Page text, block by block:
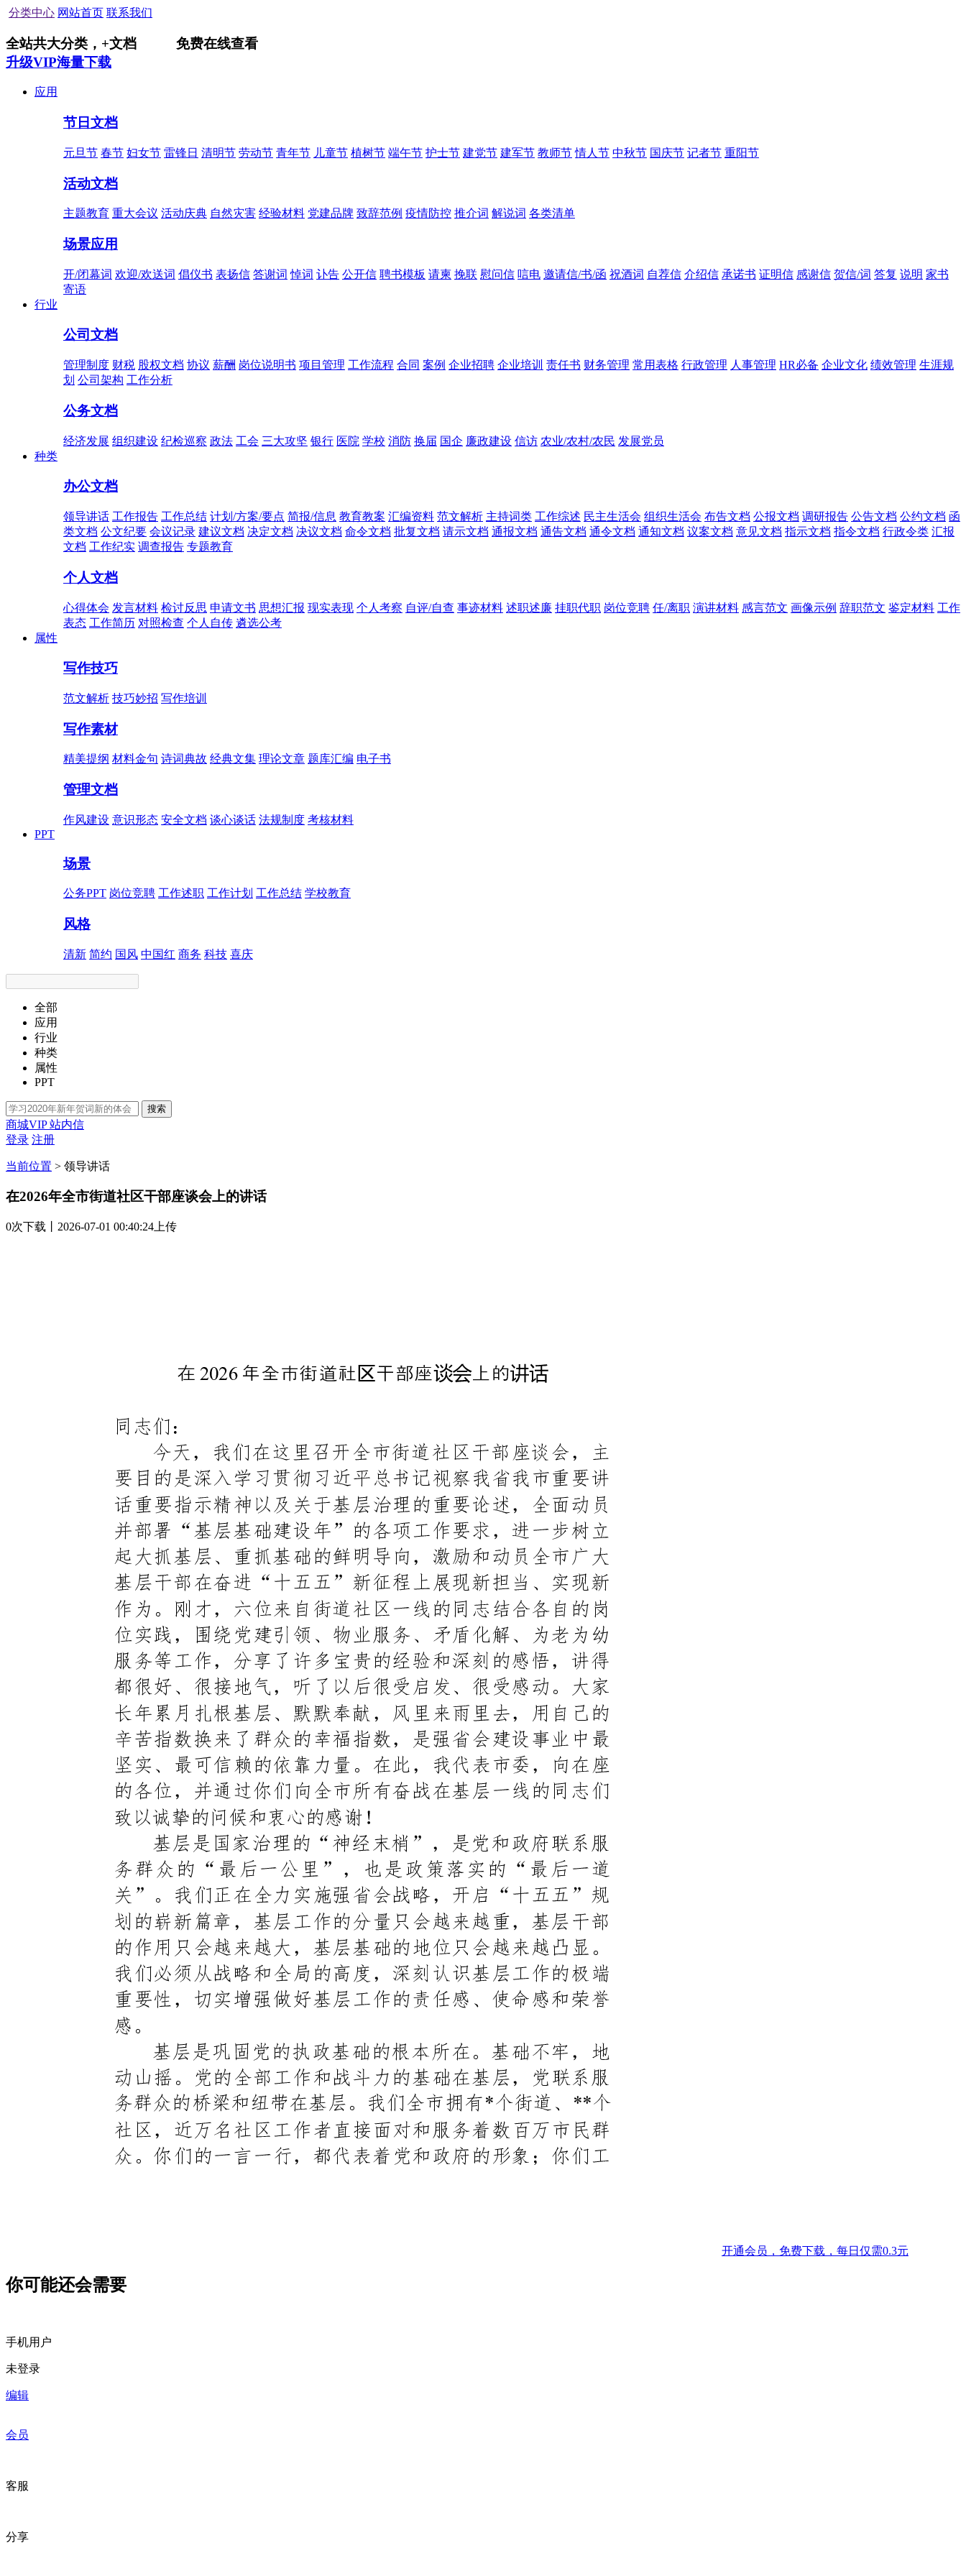
分类中心 网站首页 联系我们
全站共大分类， +文档
免费在线查看
升级VIP海量下载
应用
节日文档
元旦节 春节 妇女节 雷锋日 清明节 劳动节 青年节 儿童节 植树节 端午节 护士节 建党节 建军节 教师节 情人节 中秋节 国庆节 记者节 重阳节
活动文档
主题教育 重大会议 活动庆典 自然灾害 经验材料 党建品牌 致辞范例 疫情防控 推介词 解说词 各类清单
场景应用
开/闭幕词 欢迎/欢送词 倡仪书 表扬信 答谢词 悼词 讣告 公开信 聘书模板 请柬 挽联 慰问信 唁电 邀请信/书/函 祝酒词 自荐信 介绍信 承诺书 证明信 感谢信 贺信/词 答复 说明 家书
寄语
行业
公司文档
管理制度 财税 股权文档 协议 薪酬 岗位说明书 项目管理 工作流程 合同 案例 企业招聘 企业培训 责任书 财务管理 常用表格 行政管理 人事管理 HR必备 企业文化 绩效管理 生涯规
划 公司架构 工作分析
公务文档
经济发展 组织建设 纪检巡察 政法 工会 三大攻坚 银行 医院 学校 消防 换届 国企 廉政建设 信访 农业/农村/农民 发展党员
种类
办公文档
领导讲话 工作报告 工作总结 计划/方案/要点 简报/信息 教育教案 汇编资料 范文解析 主持词类 工作综述 民主生活会 组织生活会 布告文档 公报文档 调研报告 公告文档 公约文档 函
类文档 公文纪要 会议记录 建议文档 决定文档 决议文档 命令文档 批复文档 请示文档 通报文档 通告文档 通令文档 通知文档 议案文档 意见文档 指示文档 指令文档 行政令类 汇报
文档 工作纪实 调查报告 专题教育
个人文档
心得体会 发言材料 检讨反思 申请文书 思想汇报 现实表现 个人考察 自评/自查 事迹材料 述职述廉 挂职代职 岗位竞聘 任/离职 演讲材料 感言范文 画像示例 辞职范文 鉴定材料 工作
表态 工作简历 对照检查 个人自传 遴选公考
属性
写作技巧
范文解析 技巧妙招 写作培训
写作素材
精美提纲 材料金句 诗词典故 经典文集 理论文章 题库汇编 电子书
管理文档
作风建设 意识形态 安全文档 谈心谈话 法规制度 考核材料
PPT
场景
公务PPT 岗位竞聘 工作述职 工作计划 工作总结 学校教育
风格
清新 简约 国风 中国红 商务 科技 喜庆
全部
应用
行业
种类
属性
PPT
搜索
商城VIP站内信
登录 注册
当前位置 > 领导讲话
在2026年全市街道社区干部座谈会上的讲话
0次下载 丨2026-07-01 00:40:24上传
开通会员，免费下载，每日仅需0.3元
你可能还会需要
手机用户
未登录
编辑
会员
客服
分享